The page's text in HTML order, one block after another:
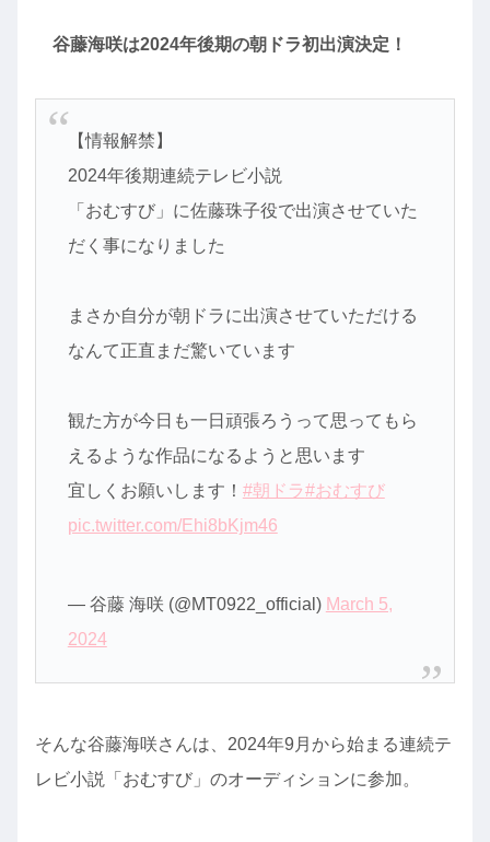
谷藤海咲は2024年後期の朝ドラ初出演決定！
【情報解禁】
2024年後期連続テレビ小説
「おむすび」に佐藤珠子役で出演させていた
だく事になりました
まさか自分が朝ドラに出演させていただける
なんて正直まだ驚いています
観た方が今日も一日頑張ろうって思ってもら
えるような作品になるようと思います
宜しくお願いします！ #朝ドラ#おむすび
pic.twitter.com/Ehi8bKjm46
— 谷藤 海咲 (@MT0922_official) March 5,
2024
そんな谷藤海咲さんは、2024年9月から始まる連続テ
レビ小説「おむすび」のオーディションに参加。